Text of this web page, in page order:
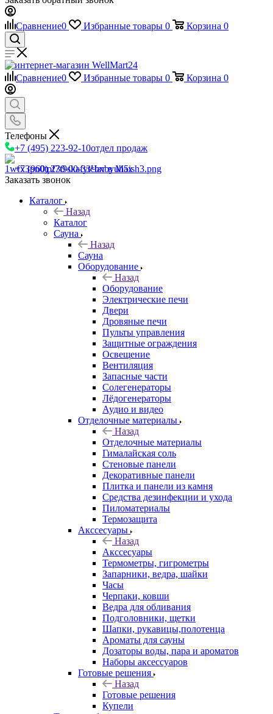
Сравнение0 Избранные товары 0 Корзина 0
Сравнение0 Избранные товары 0 Корзина 0
Телефоны
+7 (495) 223-92-10отдел продаж
+7 (960) 230-00-33Чат в Max
Заказать звонок
Каталог
Назад
Каталог
Сауна
Назад
Сауна
Оборудование
Назад
Оборудование
Электрические печи
Двери
Дровяные печи
Пульты управления
Защитные ограждения
Освещение
Вентиляция
Запасные части
Солегенераторы
Лёдогенераторы
Аудио и видео
Отделочные материалы
Назад
Отделочные материалы
Гималайская соль
Стеновые панели
Декоративные панели
Плитка и панели из камня
Средства дезинфекции и ухода
Пиломатериалы
Термозащита
Аксcесуары
Назад
Аксcесуары
Термометры, гигрометры
Запарники, ведра, шайки
Часы
Черпаки, ковши
Ведра для обливания
Подголовники, щетки
Шапки, рукавицы,полотенца
Ароматы для сауны
Дозаторы воды, пара и ароматов
Наборы аксессуаров
Готовые решения
Назад
Готовые решения
Купели